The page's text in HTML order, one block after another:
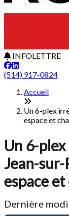
INFOLETTRE
(514) 917-0824
Accueil
Un 6-plex
espace et
Un 6-
Jean-
espace
Dernière